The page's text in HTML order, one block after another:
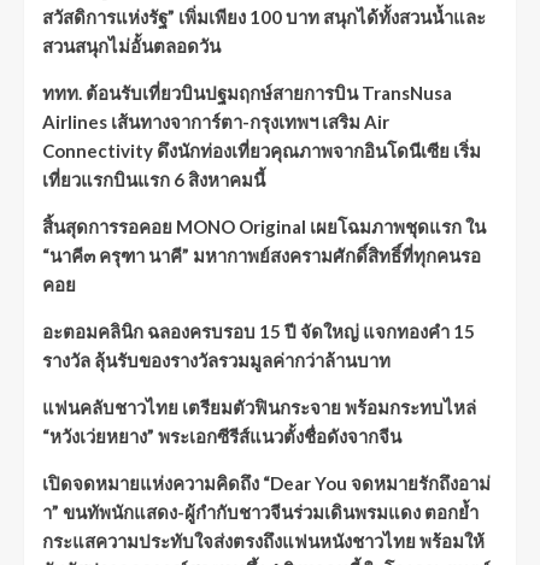
สวัสดิการแห่งรัฐ” เพิ่มเพียง 100 บาท สนุกได้ทั้งสวนน้ำและ
สวนสนุกไม่อั้นตลอดวัน
ททท. ต้อนรับเที่ยวบินปฐมฤกษ์สายการบิน TransNusa
Airlines เส้นทางจาการ์ตา-กรุงเทพฯ เสริม Air
Connectivity ดึงนักท่องเที่ยวคุณภาพจากอินโดนีเซีย เริ่ม
เที่ยวแรกบินแรก 6 สิงหาคมนี้
สิ้นสุดการรอคอย MONO Original เผยโฉมภาพชุดแรก ใน
“นาคี๓ ครุฑา นาคี” มหากาพย์สงครามศักดิ์สิทธิ์ที่ทุกคนรอ
คอย
อะตอมคลินิก ฉลองครบรอบ 15 ปี จัดใหญ่ แจกทองคำ 15
รางวัล ลุ้นรับของรางวัลรวมมูลค่ากว่าล้านบาท
แฟนคลับชาวไทย เตรียมตัวฟินกระจาย พร้อมกระทบไหล่
“หวังเว่ยหยาง” พระเอกซีรีส์แนวตั้งชื่อดังจากจีน
เปิดจดหมายแห่งความคิดถึง “Dear You จดหมายรักถึงอาม่
า” ขนทัพนักแสดง-ผู้กำกับชาวจีนร่วมเดินพรมแดง ตอกย้ำ
กระแสความประทับใจส่งตรงถึงแฟนหนังชาวไทย พร้อมให้